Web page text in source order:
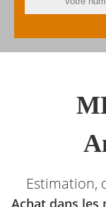
Estimation,
Achat dans les